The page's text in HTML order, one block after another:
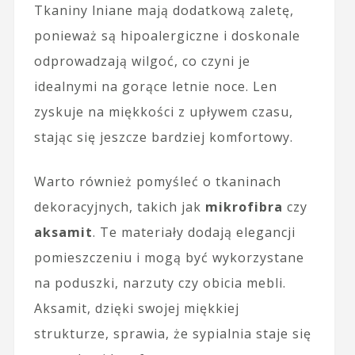
Tkaniny lniane mają dodatkową zaletę,
ponieważ są hipoalergiczne i doskonale
odprowadzają wilgoć, co czyni je
idealnymi na gorące letnie noce. Len
zyskuje na miękkości z upływem czasu,
stając się jeszcze bardziej komfortowy.
Warto również pomyśleć o tkaninach
dekoracyjnych, takich jak mikrofibra czy
aksamit. Te materiały dodają elegancji
pomieszczeniu i mogą być wykorzystane
na poduszki, narzuty czy obicia mebli.
Aksamit, dzięki swojej miękkiej
strukturze, sprawia, że sypialnia staje się